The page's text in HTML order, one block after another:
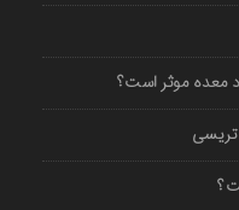
معده موثر است؟